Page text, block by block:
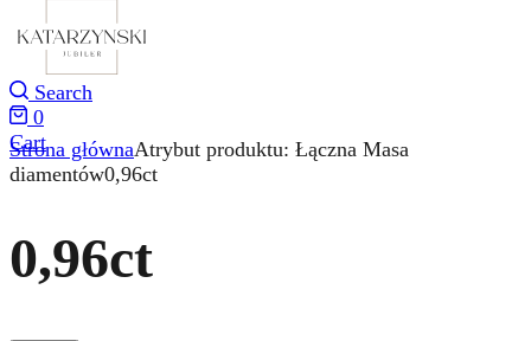
Search
0
Cart
Strona głównaAtrybut produktu: Łączna Masa
diamentów0,96ct
0,96ct